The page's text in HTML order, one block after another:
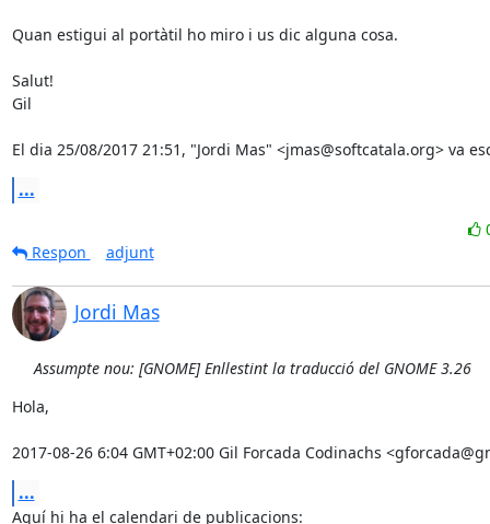
Quan estigui al portàtil ho miro i us dic alguna cosa.
Salut!
Gil
El dia 25/08/2017 21:51, "Jordi Mas" <jmas@softcatala.org> va
...
Respon
adjunt
Jordi Mas
Assumpte nou: [GNOME] Enllestint la traducció del GNOME 3.26
Hola,
2017-08-26 6:04 GMT+02:00 Gil Forcada Codinachs
...
Aquí hi ha el calendari de publicacions: